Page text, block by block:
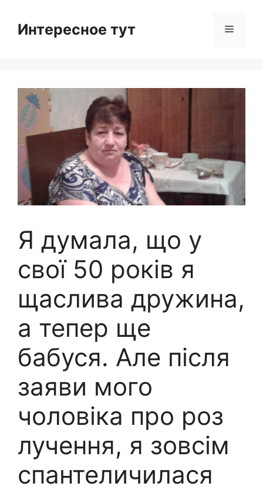
contentИнтересное тут Menu
Я думала, що у
свої 50 років я
щаслива дружина,
а тепер ще
бабуся. Але після
заяви мого
чоловіка про роз
лучення, я зовсім
спантеличилася